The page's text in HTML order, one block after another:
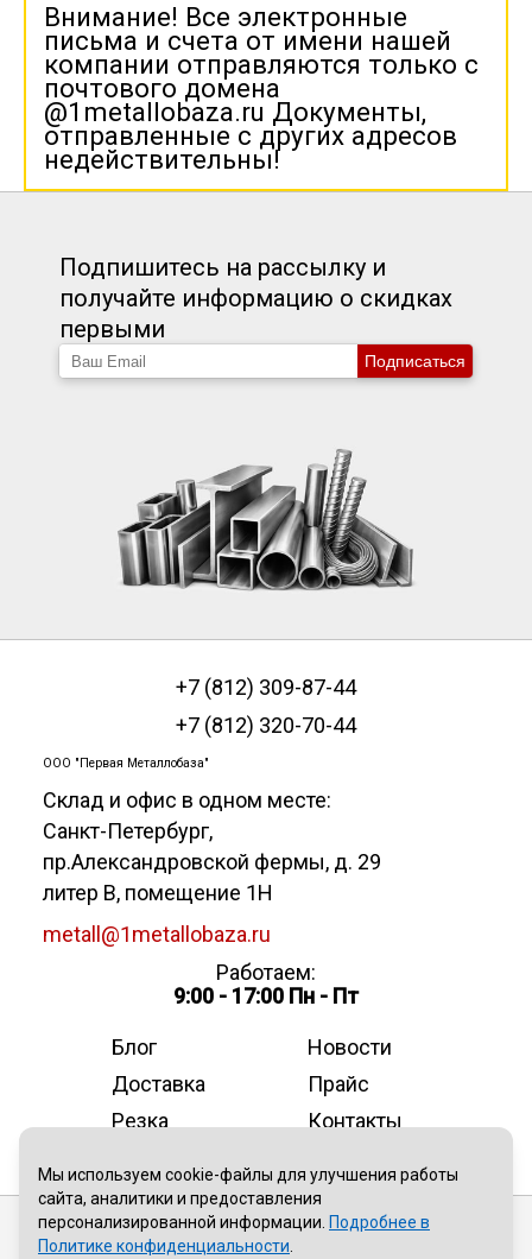
Внимание! Все электронные
письма и счета от имени нашей
компании отправляются только с
почтового домена
@1metallobaza.ru Документы,
отправленные с других адресов
недействительны!
Подпишитесь на рассылку и
получайте информацию о скидках
первыми
Подписаться
+7 (812) 309-87-44
+7 (812) 320-70-44
ООО "Первая Металлобаза"
Склад и офис в одном месте:
Санкт-Петербург,
пр.Александровской фермы, д. 29
литер В, помещение 1Н
metall@1metallobaza.ru
Работаем:
9:00 - 17:00 Пн - Пт
Блог
Новости
Доставка
Прайс
Резка
Контакты
Публичная оферта
Мы используем cookie-файлы для улучшения работы
сайта, аналитики и предоставления
персонализированной информации. Подробнее в
Политике конфиденциальности